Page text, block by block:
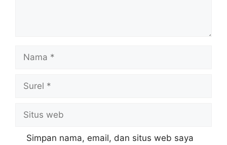
Nama
Surel
Situs
web
Simpan nama, email, dan situs web saya